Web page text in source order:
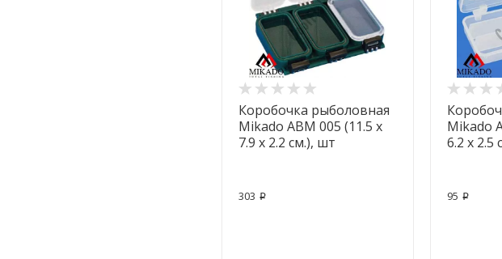
Коробочка рыболовная
Mikado ABM 005 (11.5 x
7.9 x 2.2 см.), шт
303 p
Mikado
6.2 x 2.5
95 p